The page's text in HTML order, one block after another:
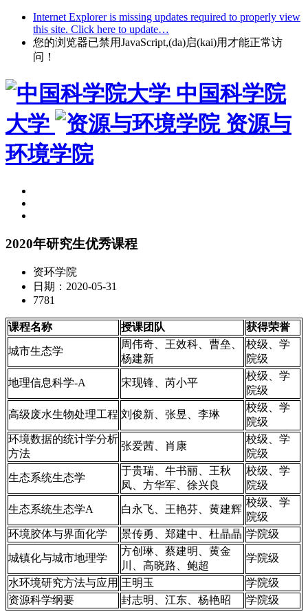
Internet Explorer is missing updates required to properly view
this site. Click here to update…
您的浏览器已禁用JavaScript,(da)启(kai)用才能正常访
问！
中国科学院
大学
资源与
环境学院
2020年研究生优秀课程
资环学院
日期：2020-05-31
7781
课程名称 授课团队 获得荣誉
城市生态学
周伟奇、王效科、曹垒、
杨建新
校级、学
院级
地理信息科学-A 宋现锋、芮小平
校级、学
院级
高级废水生物处理工程 刘俊新、张昱、李琳
校级、学
院级
环境数据的统计学分析
方法
张爱茜、肖康
校级、学
院级
生态系统生态学
于贵瑞、牛书丽、王秋
凤、方华军、徐兴良
校级、学
院级
生态系统生态学A 白永飞、王艳芬、黄建辉
校级、学
院级
环境胶体与界面化学
景传勇、郑建中、杜晶晶 学院级
城镇化与城市地理学
方创琳、蔡建明、黄金
川、高晓路、鲍超
学院级
水环境研究方法与应用 王明玉
学院级
资源科学纲要
封志明、江东、杨艳昭 学院级